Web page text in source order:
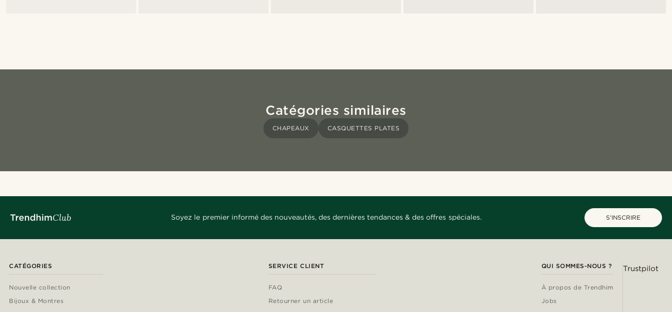
Catégories similaires
CHAPEAUX CASQUETTES PLATES
Soyez le premier informé des nouveautés, des dernières tendances & des offres spéciales. S'INSCRIRE
CATÉGORIES
Nouvelle collection
Bijoux & Montres
SERVICE CLIENT
FAQ
Retourner un article
QUI SOMMES-NOUS ?
À propos de Trendhim
Jobs
Trustpilot